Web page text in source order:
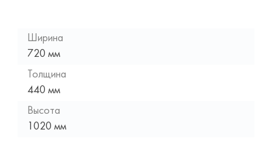
Ширина
720 мм
Толщина
440 мм
Высота
1020 мм